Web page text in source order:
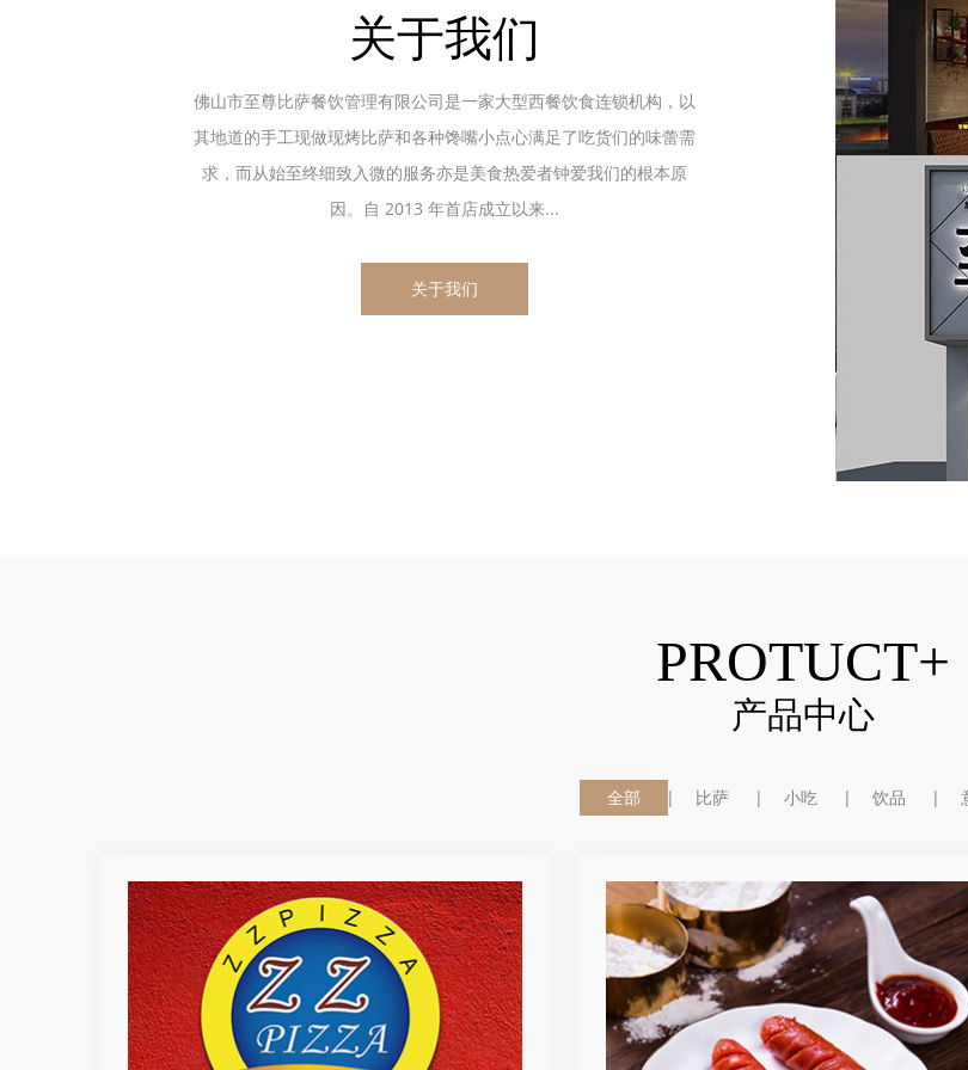
关于我们
佛山市至尊比萨餐饮管理有限公司是一家大型西餐饮食连锁机构，以
其地道的手工现做现烤比萨和各种馋嘴小点心满足了吃货们的味蕾需
求，而从始至终细致入微的服务亦是美食热爱者钟爱我们的根本原
因。自 2013 年首店成立以来...
关于我们
PROTUCT+
产品中心
全部 比萨 小吃 饮品